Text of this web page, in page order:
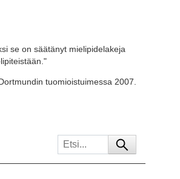
se on säätänyt mielipidelakeja
tuomioistuimessa 2007.